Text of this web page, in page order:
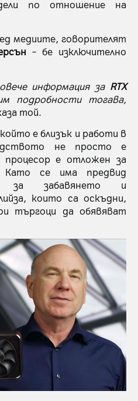
по отношение на
медиите, говорителят
– бе изключително
информация за RTX
подробности тогава,
той.
е близък и работи в
не просто е
процесор е отложен за
Като се има предвид
за забавянето и
които са оскъдни,
търгоци да обявяват